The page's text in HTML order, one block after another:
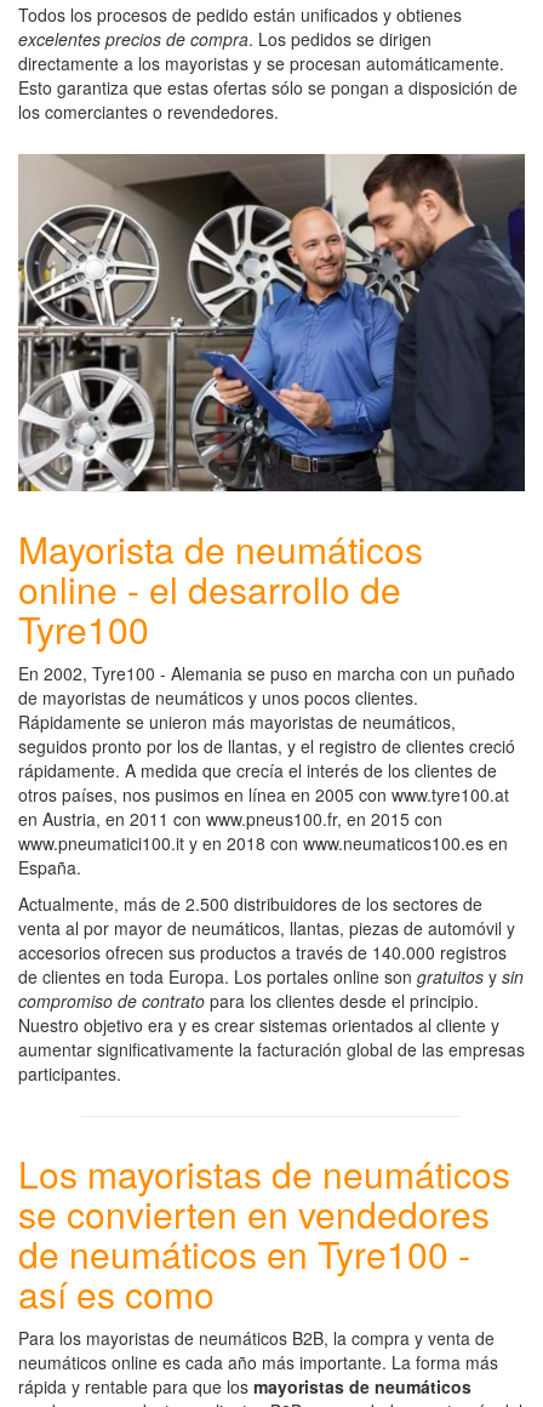
Todos los procesos de pedido están unificados y obtienes
excelentes precios de compra. Los pedidos se dirigen
directamente a los mayoristas y se procesan automáticamente.
Esto garantiza que estas ofertas sólo se pongan a disposición de
los comerciantes o revendedores.
Mayorista de neumáticos
online - el desarrollo de
Tyre100
En 2002, Tyre100 - Alemania se puso en marcha con un puñado
de mayoristas de neumáticos y unos pocos clientes.
Rápidamente se unieron más mayoristas de neumáticos,
seguidos pronto por los de llantas, y el registro de clientes creció
rápidamente. A medida que crecía el interés de los clientes de
otros países, nos pusimos en línea en 2005 con www.tyre100.at
en Austria, en 2011 con www.pneus100.fr, en 2015 con
www.pneumatici100.it y en 2018 con www.neumaticos100.es en
España.
Actualmente, más de 2.500 distribuidores de los sectores de
venta al por mayor de neumáticos, llantas, piezas de automóvil y
accesorios ofrecen sus productos a través de 140.000 registros
de clientes en toda Europa. Los portales online son gratuitos y sin
compromiso de contrato para los clientes desde el principio.
Nuestro objetivo era y es crear sistemas orientados al cliente y
aumentar significativamente la facturación global de las empresas
participantes.
Los mayoristas de neumáticos
se convierten en vendedores
de neumáticos en Tyre100 -
así es como
Para los mayoristas de neumáticos B2B, la compra y venta de
neumáticos online es cada año más importante. La forma más
rápida y rentable para que los mayoristas de neumáticos